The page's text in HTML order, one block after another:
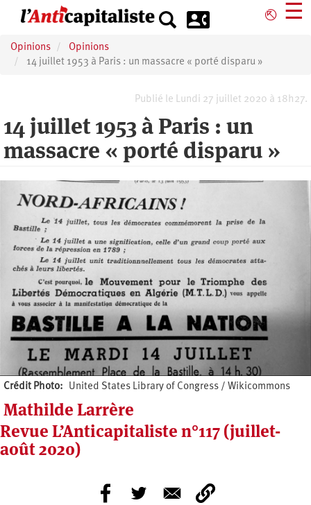
principal
⎋ ☰
Opinions
Opinions
14 juillet 1953 à Paris : un massacre « porté disparu »
Publié le Lundi 27 juillet 2020 à 18h27.
14 juillet 1953 à Paris : un
massacre « porté disparu »
Crédit Photo United States Library of Congress / Wikicommons
Mathilde Larrère
Revue L’Anticapitaliste n°117 (juillet-
août 2020)